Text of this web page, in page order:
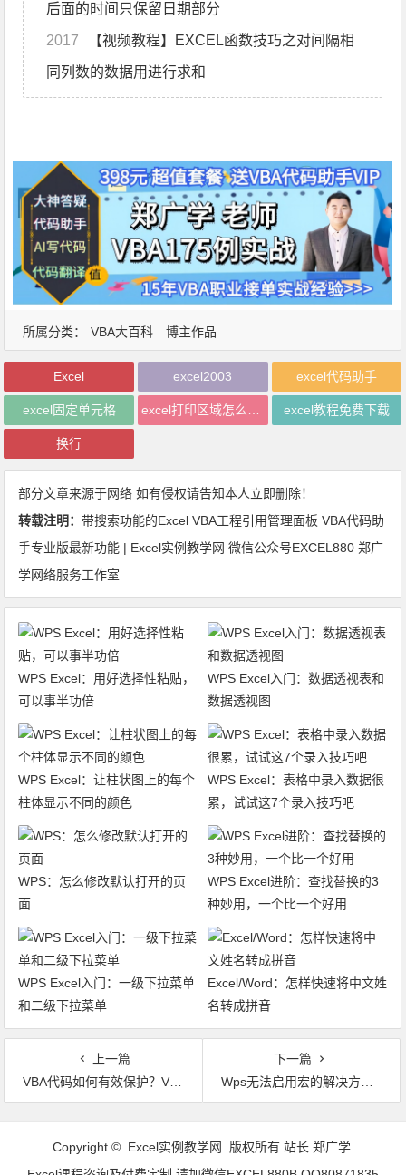
后面的时间只保留日期部分
2017 【视频教程】EXCEL函数技巧之对间隔相
同列数的数据用进行求和
所属分类： VBA大百科 博主作品
Excel excel2003 excel代码助手
excel固定单元格 excel教程免费下载
换行
部分文章来源于网络 如有侵权请告知本人立即删除！
转载注明：带搜索功能的Excel VBA工程引用管理面板 VBA代码助
手专业版最新功能 | Excel实例教学网 微信公众号EXCEL880 郑广
学网络服务工作室
WPS Excel：用好选择性粘贴，
可以事半功倍
WPS Excel入门：数据透视表和
数据透视图
WPS Excel：让柱状图上的每个
柱体显示不同的颜色
WPS Excel：表格中录入数据很
累，试试这7个录入技巧吧
WPS：怎么修改默认打开的页
面
WPS Excel进阶：查找替换的3
种妙用，一个比一个好用
WPS Excel入门：一级下拉菜单
和二级下拉菜单
Excel/Word：怎样快速将中文姓
名转成拼音
上一篇
VBA代码如何有效保护？VBA代码助手 一键混淆VBA代码 变成你自己也不认识的样子
下一篇
Wps无法启用宏的解决方案 带VBA的WPS下载 WPS的VBA安装包
文章导航
Copyright © Excel实例教学网 版权所有 站长 郑广学.